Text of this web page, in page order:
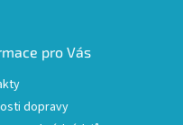
pro Vás
dopravy